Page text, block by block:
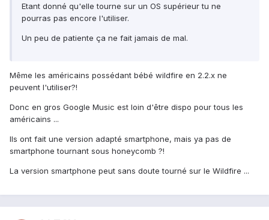
Etant donné qu'elle tourne sur un OS supérieur tu ne
pourras pas encore l'utiliser.
Un peu de patiente ça ne fait jamais de mal.
Même les américains possédant bébé wildfire en 2.2.x ne
peuvent l'utiliser?!
Donc en gros Google Music est loin d'être dispo pour tous les
américains ...
Ils ont fait une version adapté smartphone, mais ya pas de
smartphone tournant sous honeycomb ?!
La version smartphone peut sans doute tourné sur le Wildfire ...